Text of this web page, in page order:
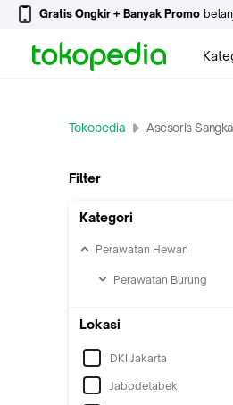
Gratis Ongkir + Banyak Promo
Tokopedia Asesoris
Filter
Kategori
Perawatan Hewan
Perawatan Burung
Lokasi
DKI Jakarta
Jabodetabek